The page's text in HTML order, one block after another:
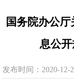
国务院办公
息公
发布时间：2020-12-